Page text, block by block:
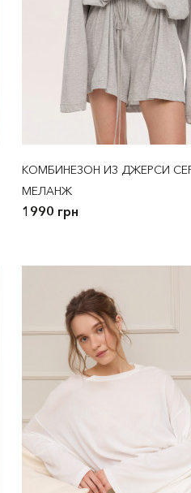
КОМБИНЕЗОН ИЗ ДЖЕРСИ
МЕЛАНЖ
1990 грн